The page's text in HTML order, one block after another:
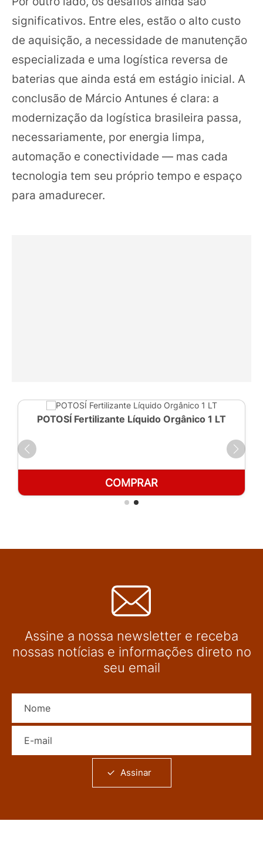
significativos. Entre eles, estão o alto custo
de aquisição, a necessidade de manutenção
especializada e uma logística reversa de
baterias que ainda está em estágio inicial. A
conclusão de Márcio Antunes é clara: a
modernização da logística brasileira passa,
necessariamente, por energia limpa,
automação e conectividade — mas cada
tecnologia tem seu próprio tempo e espaço
para amadurecer.
POTOSÍ Fertilizante Líquido Orgânico 1 LT
COMPRAR
Assine a nossa newsletter e receba
nossas notícias e informações direto no
seu email
Assinar